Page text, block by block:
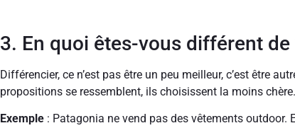
3. En quoi êtes-vous différent
Différencier, ce n’est pas être un peu meilleur, c’est être
propositions se ressemblent, ils choisissent la moins chère.
Exemple : Patagonia ne vend pas des vêtements outdoor.